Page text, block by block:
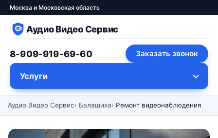
Москва и Московская область
Аудио Видео Сервис
Услуги
8-909-919-69-60 Заказать звонок
Аудио Видео Сервис Балашиха Ремонт видеонаблюдения